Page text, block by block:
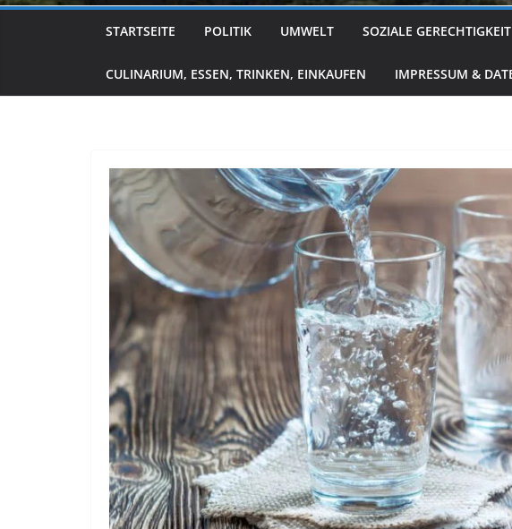
STARTSEITE POLITIK UMWELT SOZIALE GERECHTIGKEIT
CULINARIUM, ESSEN, TRINKEN, EINKAUFEN IMPRESSUM &